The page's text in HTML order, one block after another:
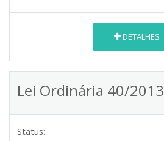
DETALHES
Lei Ordinária 40/2013
Status: